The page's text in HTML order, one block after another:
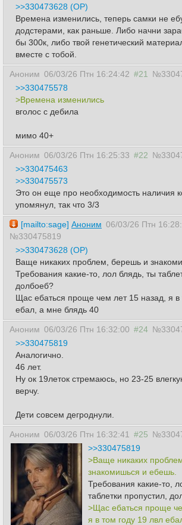
>>330473628 (OP)
Времена изменились, теперь самки не
додстерами, как раньше. Либо начни
бы 300к, либо твой генетический
вместе с тобой.
Аноним 06/03/26 Птн 16:24:42 #21
>>330475578
>Времена изменились
вголос с дебила
мимо 40+
Аноним 06/03/26 Птн 16:25:33 #22
>>330475463
>>330475573
Это он еще про необходимость наличия
упомянул, так что 3/3
[mailto:sage] Аноним 06/03/26 Птн
№330475819
>>330473628 (OP)
Ваще никаких проблем, берешь и
Требования какие-то, лол блядь, ты
долбоеб?
Щас ебаться проще чем лет 15 назад, я в
ебал, а мне блядь 40
Аноним 06/03/26 Птн 16:32:00 #24
>>330475819
Аналогично.
46 лет.
Ну ок 19леток стремаюсь, но 23-25
верчу.
Дети совсем дегроднули.
Аноним 06/03/26 Птн 16:32:41 #25
>>330475819
>Ваще никаких
знакомишься и ебешь.
Требования какие-то,
таблетки пропустил,
>Щас ебаться проще
я в том году 19 лвл